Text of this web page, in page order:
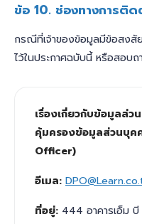
ข้อ 10. ช่องทางการติ
กรณีที่เจ้าของข้อมูลมีข้อสงสั
ไว้ในประกาศฉบับนี้ หรือสอบ
เรื่องเกี่ยวกับข้อมูลส่
คุ้มครองข้อมูลส่วนบุ
Officer)
อีเมล:
ที่อยู่: 444 อาคารเอ็ม